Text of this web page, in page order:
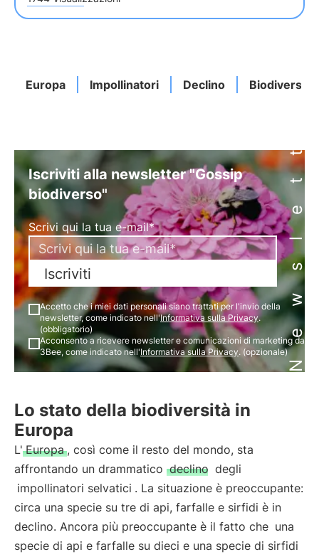
Europa Impollinatori Declino Biodiversità
Newsletter
Iscriviti alla newsletter "Gossip
biodiverso"
Scrivi qui la tua e-mail*
Iscriviti
Accetto che i miei dati personali siano trattati per l'invio della
newsletter, come indicato nell'Informativa sulla Privacy.
(obbligatorio)
Acconsento a ricevere newsletter e comunicazioni di marketing da
3Bee, come indicato nell'Informativa sulla Privacy. (opzionale)
Lo stato della biodiversità in
Europa
L' Europa , così come il resto del mondo, sta
affrontando un drammatico declino degli
impollinatori selvatici . La situazione è preoccupante:
circa una specie su tre di api, farfalle e sirfidi è in
declino. Ancora più preoccupante è il fatto che una
specie di api e farfalle su dieci e una specie di sirfidi